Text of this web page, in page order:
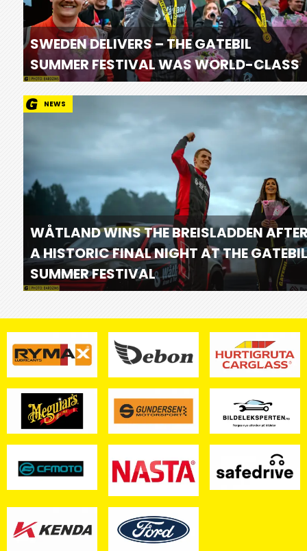
SWEDEN DELIVERS – THE GATEBIL
SUMMER FESTIVAL WAS WORLD-CLASS
NEWS
WÅTLAND WINS THE BREISLADDEN
A HISTORIC FINAL NIGHT AT THE GATEBIL
SUMMER FESTIVAL